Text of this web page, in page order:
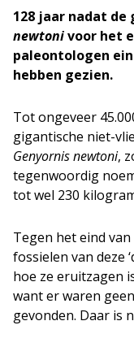
128 jaar nadat
newtonivoor het
paleontologen
hebben gezien.
Tot ongeveer
gigantische niet-
Genyornis newtoni,
tegenwoordig
tot wel 230
Tegen het eind
fossielen van deze
hoe ze eruitzagen
want er waren
gevonden. Daar is